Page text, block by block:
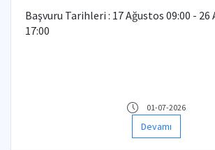
Başvuru Tarihleri : 17 Ağustos 09:00 - 26
17:00
01-07-2026
Devamı